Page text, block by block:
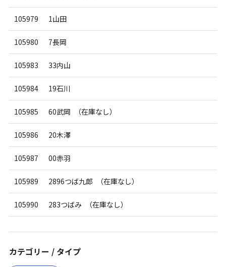
105979 1山田
105980 7長岡
105983 33内山
105984 19石川
105985 60武岡 （在庫なし）
105986 20木澤
105987 00赤羽
105989 2896つば九郎 （在庫なし）
105990 283つばみ （在庫なし）
カテゴリー / タイプ